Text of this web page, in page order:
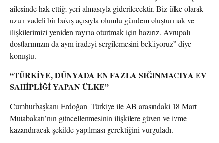
ailesinde hak ettiği yeri almasıyla giderilecektir. Biz ülke olarak
uzun vadeli bir bakış açısıyla olumlu gündem oluşturmak ve
ilişkilerimizi yeniden rayına oturtmak için hazırız. Avrupalı
dostlarımızın da aynı iradeyi sergilemesini bekliyoruz” diye
konuştu.
“TÜRKİYE, DÜNYADA EN FAZLA SIĞINMACIYA EV
SAHİPLİĞİ YAPAN ÜLKE”
Cumhurbaşkanı Erdoğan, Türkiye ile AB arasındaki 18 Mart
Mutabakatı’nın güncellenmesinin ilişkilere güven ve ivme
kazandıracak şekilde yapılması gerektiğini vurguladı.